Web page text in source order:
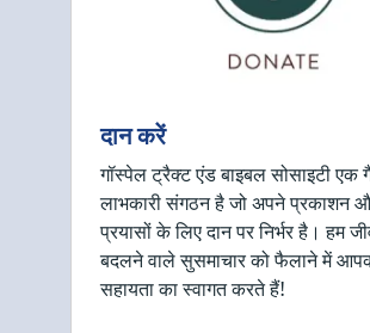
दान करें
गॉस्पेल ट्रैक्ट एंड बाइबल सोसाइटी एक
लाभकारी संगठन है जो अपने प्रकाशन
प्रयासों के लिए दान पर निर्भर है। हम
बदलने वाले सुसमाचार को फैलाने में
सहायता का स्वागत करते हैं!